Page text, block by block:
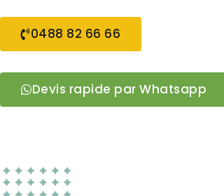
0488 82 66 66
Devis rapide par Whatsapp